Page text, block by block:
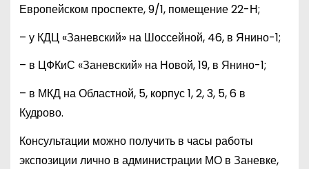
Европейском проспекте, 9/1, помещение 22-Н;
– у КДЦ «Заневский» на Шоссейной, 46, в Янино-1;
– в ЦФКиС «Заневский» на Новой, 19, в Янино-1;
– в МКД на Областной, 5, корпус 1, 2, 3, 5, 6 в
Кудрово.
Консультации можно получить в часы работы
экспозиции лично в администрации МО в Заневке,